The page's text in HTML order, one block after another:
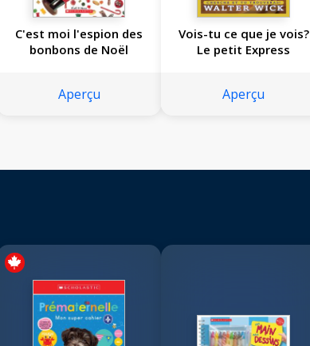
C'est moi l'espion des
bonbons de Noël
Aperçu
Vois-tu ce que je vois?
Le petit Express
Aperçu